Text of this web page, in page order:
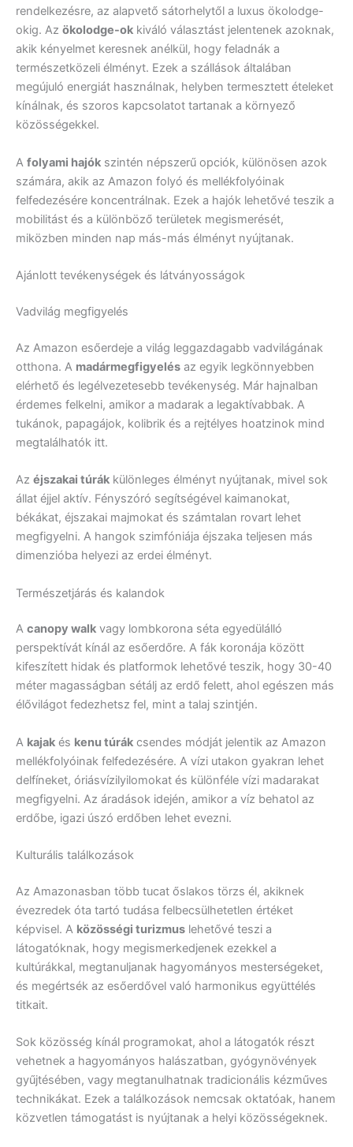
rendelkezésre, az alapvető sátorhelytől a luxus ökolodge-
okig. Az ökolodge-ok kiváló választást jelentenek azoknak,
akik kényelmet keresnek anélkül, hogy feladnák a
természetközeli élményt. Ezek a szállások általában
megújuló energiát használnak, helyben termesztett ételeket
kínálnak, és szoros kapcsolatot tartanak a környező
közösségekkel.
A folyami hajók szintén népszerű opciók, különösen azok
számára, akik az Amazon folyó és mellékfolyóinak
felfedezésére koncentrálnak. Ezek a hajók lehetővé teszik a
mobilitást és a különböző területek megismerését,
miközben minden nap más-más élményt nyújtanak.
Ajánlott tevékenységek és látványosságok
Vadvilág megfigyelés
Az Amazon esőerdeje a világ leggazdagabb vadvilágának
otthona. A madármegfigyelés az egyik legkönnyebben
elérhető és legélvezetesebb tevékenység. Már hajnalban
érdemes felkelni, amikor a madarak a legaktívabbak. A
tukánok, papagájok, kolibrik és a rejtélyes hoatzinok mind
megtalálhatók itt.
Az éjszakai túrák különleges élményt nyújtanak, mivel sok
állat éjjel aktív. Fényszóró segítségével kaimanokat,
békákat, éjszakai majmokat és számtalan rovart lehet
megfigyelni. A hangok szimfóniája éjszaka teljesen más
dimenzióba helyezi az erdei élményt.
Természetjárás és kalandok
A canopy walk vagy lombkorona séta egyedülálló
perspektívát kínál az esőerdőre. A fák koronája között
kifeszített hidak és platformok lehetővé teszik, hogy 30-40
méter magasságban sétálj az erdő felett, ahol egészen más
élővilágot fedezhetsz fel, mint a talaj szintjén.
A kajak és kenu túrák csendes módját jelentik az Amazon
mellékfolyóinak felfedezésére. A vízi utakon gyakran lehet
delfíneket, óriásvízilyilomokat és különféle vízi madarakat
megfigyelni. Az áradások idején, amikor a víz behatol az
erdőbe, igazi úszó erdőben lehet evezni.
Kulturális találkozások
Az Amazonasban több tucat őslakos törzs él, akiknek
évezredek óta tartó tudása felbecsülhetetlen értéket
képvisel. A közösségi turizmus lehetővé teszi a
látogatóknak, hogy megismerkedjenek ezekkel a
kultúrákkal, megtanuljanak hagyományos mesterségeket,
és megértsék az esőerdővel való harmonikus együttélés
titkait.
Sok közösség kínál programokat, ahol a látogatók részt
vehetnek a hagyományos halászatban, gyógynövények
gyűjtésében, vagy megtanulhatnak tradicionális kézműves
technikákat. Ezek a találkozások nemcsak oktatóak, hanem
közvetlen támogatást is nyújtanak a helyi közösségeknek.